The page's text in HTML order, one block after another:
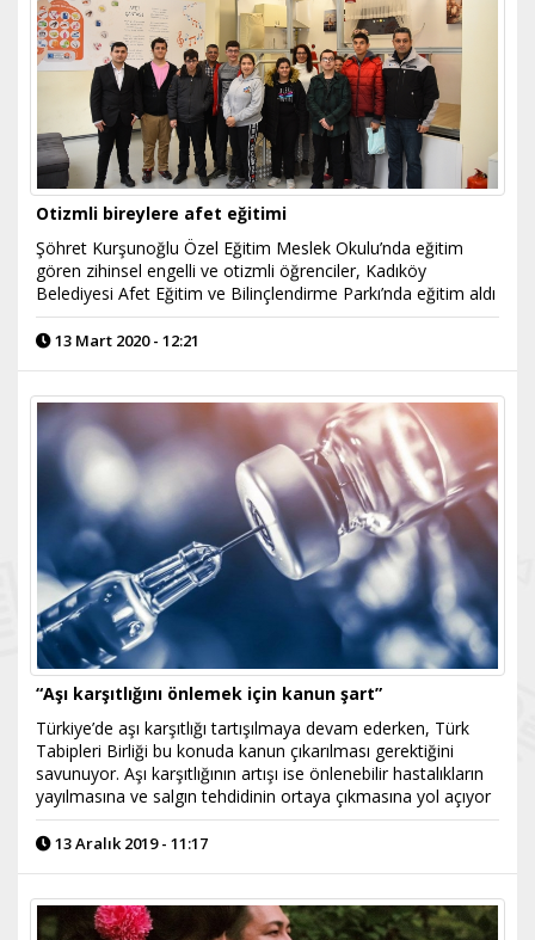
Otizmli bireylere afet eğitimi
Şöhret Kurşunoğlu Özel Eğitim Meslek Okulu’nda eğitim
gören zihinsel engelli ve otizmli öğrenciler, Kadıköy
Belediyesi Afet Eğitim ve Bilinçlendirme Parkı’nda eğitim aldı
13 Mart 2020 - 12:21
“Aşı karşıtlığını önlemek için kanun şart”
Türkiye’de aşı karşıtlığı tartışılmaya devam ederken, Türk
Tabipleri Birliği bu konuda kanun çıkarılması gerektiğini
savunuyor. Aşı karşıtlığının artışı ise önlenebilir hastalıkların
yayılmasına ve salgın tehdidinin ortaya çıkmasına yol açıyor
13 Aralık 2019 - 11:17